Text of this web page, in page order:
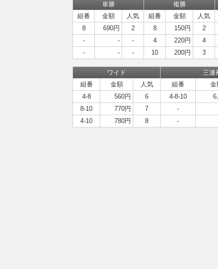
単勝
複勝
組番
金額 人気 組番 金額
人気
8
690円 2 8 150円
2
-
- - 4 220円
4
-
- - 10 200円 3
ワイド
三連
組番
金額 人気 組番
金
4-8
560円 6 4-8-10
8-10
770円 7
-
4-10
780円 8 -